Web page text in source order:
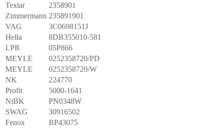
Textar
2358901
Zimmermann 235891901
VAG
3C0698151J
Hella
8DB355010-581
LPR
05P866
MEYLE
0252358720/PD
MEYLE
0252358720/W
NK
224770
Profit
5000-1641
NiBK
PN0348W
SWAG
30916502
Fenox
BP43075